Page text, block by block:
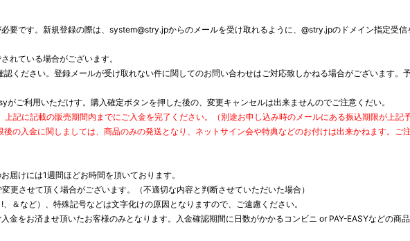
要です。新規登録の際は、system@stry.jpからのメールを受け取れるように、@stry.jpのドメイン指定受信
れている場合がございます。
ください。登録メールが受け取れない件に関してのお問い合わせはご対応致しかねる場合がございます。
ご利用いただけす。購入確定ボタンを押した後の、変更キャンセルは出来ませんのでご注意くだい。
記に記載の販売期間内までにご入金を完了ください。（別途お申し込み時のメールにある振込期限が上記
の入金に関しましては、商品のみの発送となり、ネットサイン会や特典などのお付けは出来かねます。ご注
届けには1週間ほどお時間を頂いております。
更させて頂く場合がございます。（不適切な内容と判断させていただいた場合）
＆など）、特殊記号などは文字化けの原因となりますので、ご遠慮ください。
金をお済ませ頂いたお客様のみとなります。入金確認期間に日数がかかるコンビニ or PAY-EASYなどの商